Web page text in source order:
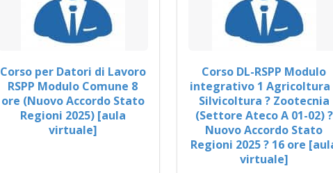
Corso per Datori di Lavoro
RSPP Modulo Comune 8
ore (Nuovo Accordo Stato
Regioni 2025) [aula
virtuale]
Corso DL-RSPP Modulo
integrativo 1 Agricoltura
Silvicoltura ? Zootecnia
(Settore Ateco A 01-02) ?
Nuovo Accordo Stato
Regioni 2025 ? 16 ore
virtuale]